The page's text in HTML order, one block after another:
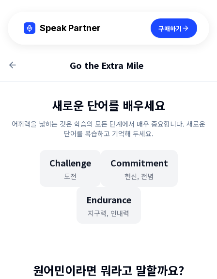
Speak Partner 구매하기
Go the Extra Mile
새로운 단어를 배우세요
어휘력을 넓히는 것은 학습의 모든 단계에서 매우 중요합니다. 새로운
단어를 복습하고 기억해 두세요.
Challenge
도전
Commitment
헌신, 전념
Endurance
지구력, 인내력
원어민이라면 뭐라고 말할까요?